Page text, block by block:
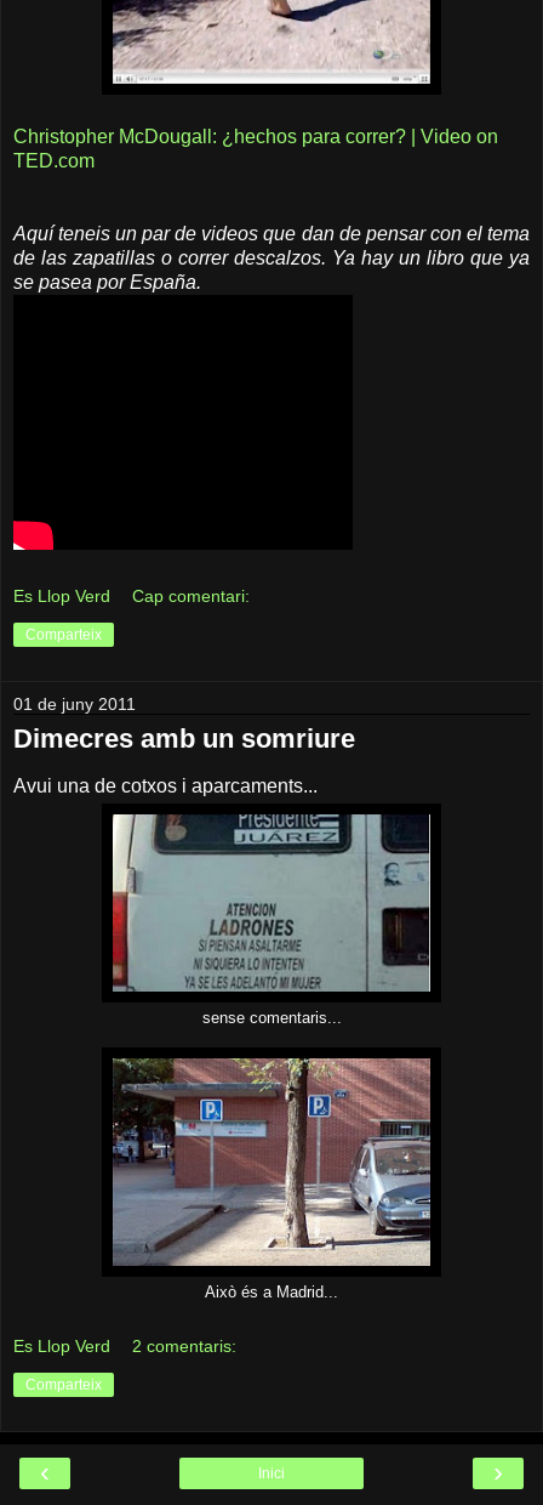
Christopher McDougall: ¿hechos para correr? | Video on
TED.com
Aquí teneis un par de videos que dan de pensar con el tema
de las zapatillas o correr descalzos. Ya hay un libro que ya
se pasea por España.
Es Llop Verd Cap comentari:
Comparteix
01 de juny 2011
Dimecres amb un somriure
Avui una de cotxos i aparcaments...
sense comentaris...
Això és a Madrid...
Es Llop Verd 2 comentaris:
Comparteix
‹ ›
Inici